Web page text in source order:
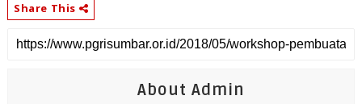
Share This
About Admin